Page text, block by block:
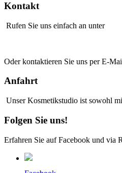
Kontakt
Rufen Sie uns einfach an unter
Oder kontaktieren Sie uns per E-
Anfahrt
Unser Kosmetikstudio ist sowohl
Folgen Sie uns!
Erfahren Sie auf Facebook und via